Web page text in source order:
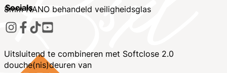
8mm NANO behandeld veiligheidsglas
Uitsluitend te combineren met Softclose 2.0
douche(nis)deuren van
Socials